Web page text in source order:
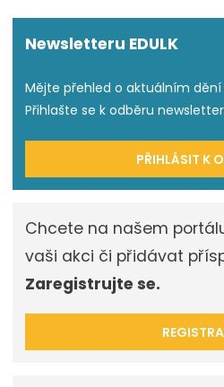
Newsletteru EDULK
Mějte přehled o aktuálním dění
Přihlašte se k odběru
PŘIHLÁSIT K
Chcete na našem
vaši akci či přidávat
Zaregistrujte se.